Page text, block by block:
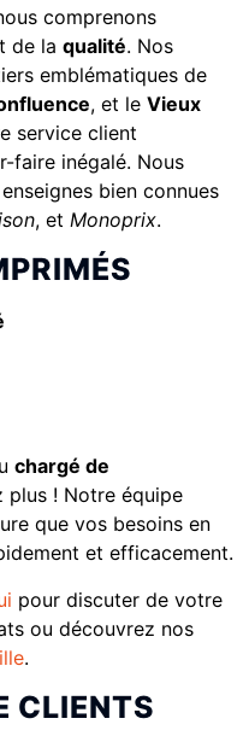
comprenons
de la qualité. Nos
emblématiques de
, et le Vieux
service client
faire inégalé. Nous
bien connues
, et Monoprix.
chargé de
plus ! Notre équipe
que vos besoins en
et efficacement.
pour discuter de votre
ou découvrez nos
.
CLIENTS